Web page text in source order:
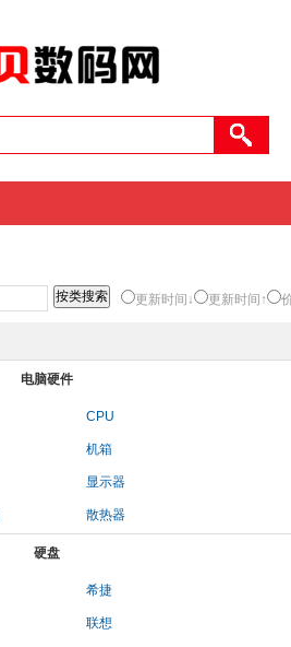
更新时间↓ 更新时间↑
电脑硬件
CPU
机箱
显示器
散热器
硬盘
希捷
联想